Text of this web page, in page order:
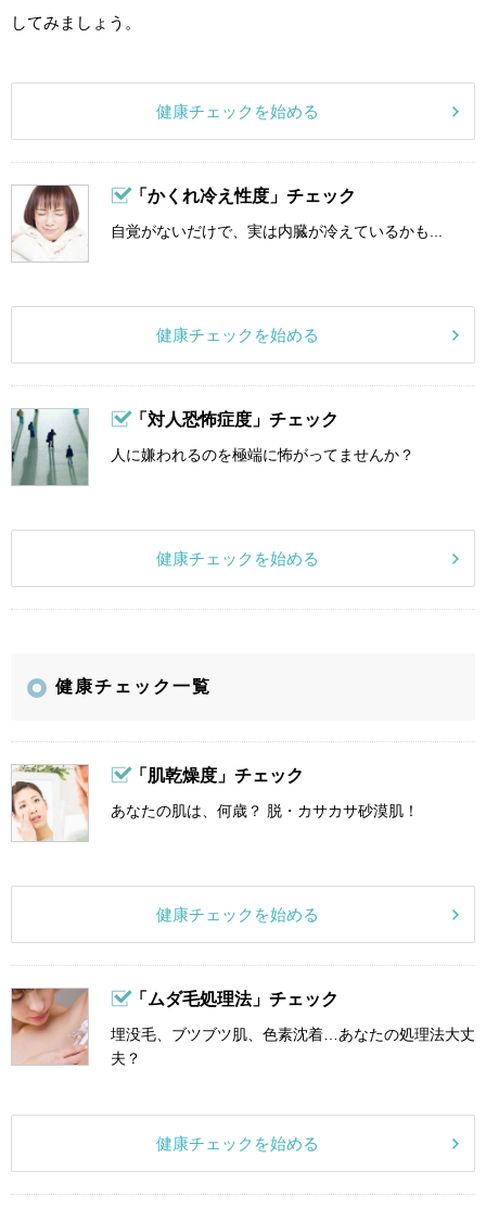
してみましょう。
健康チェックを始める
「かくれ冷え性度」チェック
自覚がないだけで、実は内臓が冷えているかも...
健康チェックを始める
「対人恐怖症度」チェック
人に嫌われるのを極端に怖がってませんか？
健康チェックを始める
健康チェック一覧
「肌乾燥度」チェック
あなたの肌は、何歳？ 脱・カサカサ砂漠肌！
健康チェックを始める
「ムダ毛処理法」チェック
埋没毛、ブツブツ肌、色素沈着…あなたの処理法大丈
夫？
健康チェックを始める